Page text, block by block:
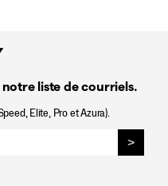
liste de courriels.
Elite, Pro et Azura).
>